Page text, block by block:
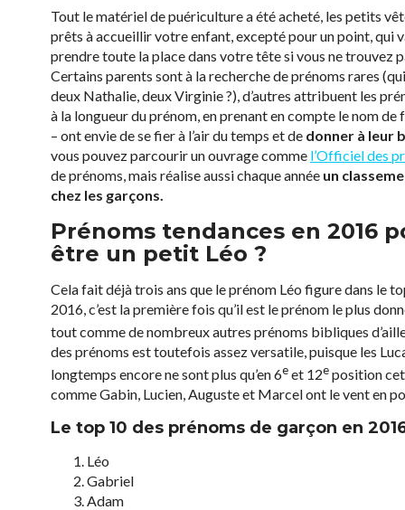
Tout le matériel de puériculture a été acheté, les petits
prêts à accueillir votre enfant, excepté pour un point, qui
prendre toute la place dans votre tête si vous ne trouvez
Certains parents sont à la recherche de prénoms rares
deux Nathalie, deux Virginie ?), d’autres attribuent les
à la longueur du prénom, en prenant en compte le nom
– ont envie de se fier à l’air du temps et de donner à leur
vous pouvez parcourir un ouvrage comme l’Officiel des
de prénoms, mais réalise aussi chaque année un
chez les garçons.
Prénoms tendances en 2016
être un petit Léo ?
Cela fait déjà trois ans que le prénom Léo figure dans le
2016, c’est la première fois qu’il est le prénom le plus
tout comme de nombreux autres prénoms bibliques
des prénoms est toutefois assez versatile, puisque les
longtemps encore ne sont plus qu’en 6eet 12eposition
comme Gabin, Lucien, Auguste et Marcel ont le vent en
Le top 10 des prénoms de garçon en
Léo
Gabriel
Adam